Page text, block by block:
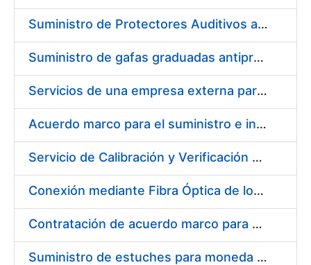
Suministro de Protectores Auditivos a medida para las personas trabajadoras de los Centros de Trabajo de Madrid y Burgos
Suministro de gafas graduadas antiproyecciones para los trabajadores de la FNMT-RCM en los centros de trabajo de Madrid y Burgos
Servicios de una empresa externa para el asesoramiento y resolución de los recursos de alzada que se presentan relacionados con procesos de selección para la FNMT-RCM
Acuerdo marco para el suministro e instalación de persianas, estores y otros complementos
Servicio de Calibración y Verificación Externa de los Equipos de Medición del Servicio de Prevención de la FNMT-RCM
Conexión mediante Fibra Óptica de los Centros de Proceso de Datos (CPDs) de las sedes de la FNMT-RCM de Burgos y Madrid
Contratación de acuerdo marco para el Suministro de Material de Electricidad para la Fábrica Nacional de Moneda y Timbre-Real Casa de la Moneda en su centro de trabajo de Burgos
Suministro de estuches para moneda de 30 €